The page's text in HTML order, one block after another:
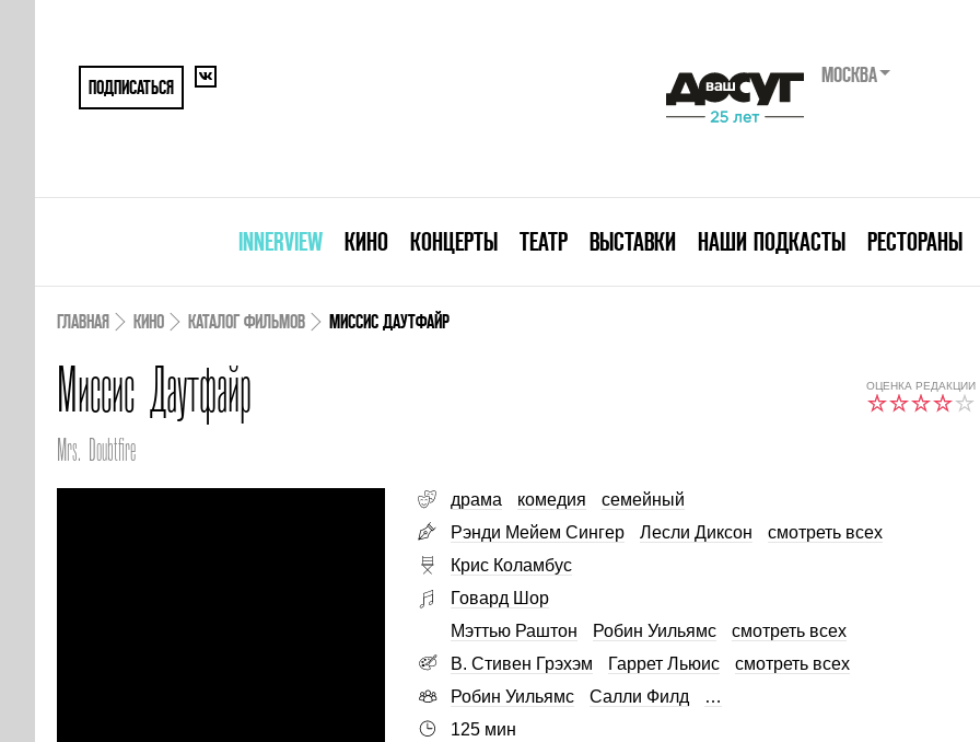
ПОДПИСАТЬСЯ
МОСКВА
INNERVIEW КИНО КОНЦЕРТЫ ТЕАТР ВЫСТАВКИ НАШИ ПОДКАСТЫ РЕСТОРАНЫ
ГЛАВНАЯ КИНО КАТАЛОГ ФИЛЬМОВ МИССИС ДАУТФАЙР
Миссис Даутфайр ОЦЕНКА РЕДАКЦИИ
Mrs. Doubtfire
драма комедия
семейный
Рэнди Мейем Сингер
Лесли Диксон
смотреть всех
Крис Коламбус
Говард Шор
Мэттью Раштон
Робин Уильямс
смотреть всех
В. Стивен Грэхэм
Гаррет Льюис
смотреть всех
Робин Уильямс
Салли Филд
…
125 мин